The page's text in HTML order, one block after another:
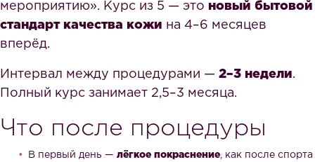
мероприятию». Курс из 5 — это новый бытовой
стандарт качества кожи на 4–6 месяцев
вперёд.
Интервал между процедурами — 2–3 недели.
Полный курс занимает 2,5–3 месяца.
Что после процедуры
В первый день — лёгкое покраснение , как после спорта